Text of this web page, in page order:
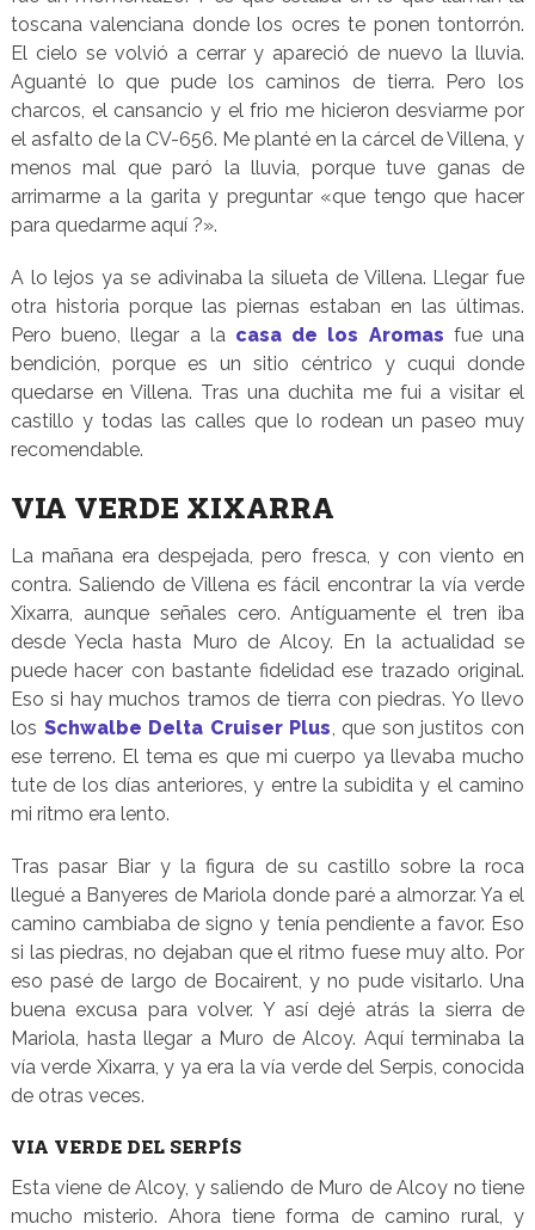
toscana valenciana donde los ocres te ponen tontorrón.
El cielo se volvió a cerrar y apareció de nuevo la lluvia.
Aguanté lo que pude los caminos de tierra. Pero los
charcos, el cansancio y el frio me hicieron desviarme por
el asfalto de la CV-656. Me planté en la cárcel de Villena, y
menos mal que paró la lluvia, porque tuve ganas de
arrimarme a la garita y preguntar «que tengo que hacer
para quedarme aquí ?».
A lo lejos ya se adivinaba la silueta de Villena. Llegar fue
otra historia porque las piernas estaban en las últimas.
Pero bueno, llegar a la casa de los Aromas fue una
bendición, porque es un sitio céntrico y cuqui donde
quedarse en Villena. Tras una duchita me fui a visitar el
castillo y todas las calles que lo rodean un paseo muy
recomendable.
VIA VERDE XIXARRA
La mañana era despejada, pero fresca, y con viento en
contra. Saliendo de Villena es fácil encontrar la vía verde
Xixarra, aunque señales cero. Antíguamente el tren iba
desde Yecla hasta Muro de Alcoy. En la actualidad se
puede hacer con bastante fidelidad ese trazado original.
Eso si hay muchos tramos de tierra con piedras. Yo llevo
los Schwalbe Delta Cruiser Plus, que son justitos con
ese terreno. El tema es que mi cuerpo ya llevaba mucho
tute de los días anteriores, y entre la subidita y el camino
mi ritmo era lento.
Tras pasar Biar y la figura de su castillo sobre la roca
llegué a Banyeres de Mariola donde paré a almorzar. Ya el
camino cambiaba de signo y tenía pendiente a favor. Eso
si las piedras, no dejaban que el ritmo fuese muy alto. Por
eso pasé de largo de Bocairent, y no pude visitarlo. Una
buena excusa para volver. Y así dejé atrás la sierra de
Mariola, hasta llegar a Muro de Alcoy. Aquí terminaba la
vía verde Xixarra, y ya era la vía verde del Serpis, conocida
de otras veces.
VIA VERDE DEL SERPÍS
Esta viene de Alcoy, y saliendo de Muro de Alcoy no tiene
mucho misterio. Ahora tiene forma de camino rural, y